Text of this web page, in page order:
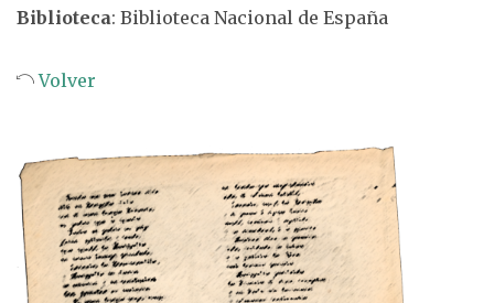
Biblioteca: Biblioteca Nacional de España
Volver